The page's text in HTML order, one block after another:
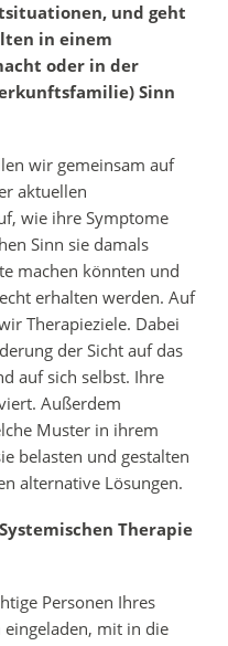
und geht
in einem
oder in der
Sinn
wir gemeinsam auf
aktuellen
wie ihre Symptome
Sinn sie damals
machen könnten und
erhalten werden. Auf
Therapieziele. Dabei
der Sicht auf das
auf sich selbst. Ihre
Außerdem
Muster in ihrem
belasten und gestalten
alternative Lösungen.
Therapie
Personen Ihres
mit in die